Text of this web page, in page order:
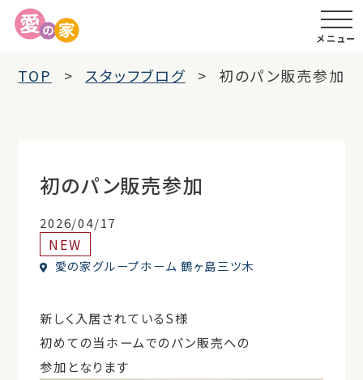
メニュー
TOP スタッフブログ 初のパン販売参加
初のパン販売参加
2026/04/17
NEW
愛の家グループホーム 鶴ヶ島三ツ木
新しく入居されているS様
初めての当ホームでのパン販売への
参加となります